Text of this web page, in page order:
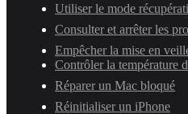
Utiliser le mode
Consulter et arrêter les
Empêcher la mise en
Contrôler la température
Réparer un Mac bloqué
Réinitialiser un iPhone